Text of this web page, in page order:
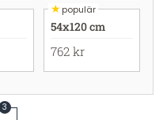
★populär
54x120 cm
762 kr
3